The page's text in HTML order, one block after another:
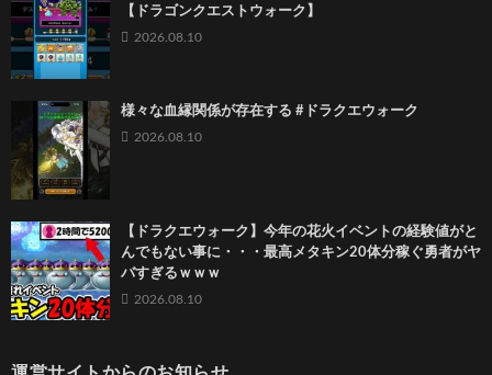
【ドラゴンクエストウォーク】
2026.08.10
様々な血縁関係が存在する #ドラクエウォーク
2026.08.10
【ドラクエウォーク】今年の花火イベントの経験値がと
んでもない事に・・・最高メタキン20体分稼ぐ勇者がヤ
バすぎるｗｗｗ
2026.08.10